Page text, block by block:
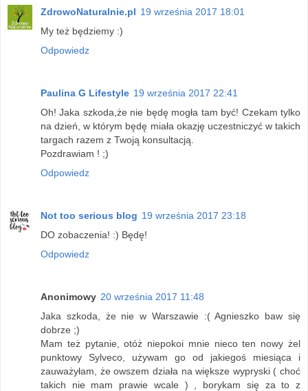
ZdrowoNaturalnie.pl 19 września 2017 18:01
My też będziemy :)
Odpowiedz
Paulina G Lifestyle 19 września 2017 22:41
Oh! Jaka szkoda,że nie będę mogła tam być! Czekam tylko
na dzień, w którym będę miała okazję uczestniczyć w takich
targach razem z Twoją konsultacją.
Pozdrawiam ! ;)
Odpowiedz
Not too serious blog 19 września 2017 23:18
DO zobaczenia! :) Będę!
Odpowiedz
Anonimowy 20 września 2017 11:48
Jaka szkoda, że nie w Warszawie :( Agnieszko baw się
dobrze ;)
Mam też pytanie, otóż niepokoi mnie nieco ten nowy żel
punktowy Sylveco, używam go od jakiegoś miesiąca i
zauważyłam, że owszem działa na większe wypryski ( choć
takich nie mam prawie wcale ) , borykam się za to z